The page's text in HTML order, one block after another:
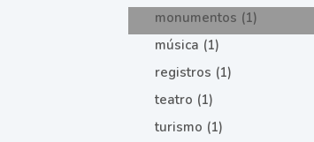
monumentos (1)
música (1)
registros (1)
teatro (1)
turismo (1)